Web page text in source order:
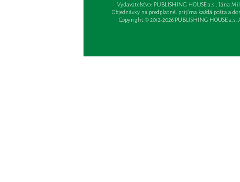
Vydavateľsťvo: PUBLISHING HOUSE a.s., Jána
Objednávky na predplatné: prijíma každá pošta a
Copyright © 2012-2026 PUBLISHING HOUSE